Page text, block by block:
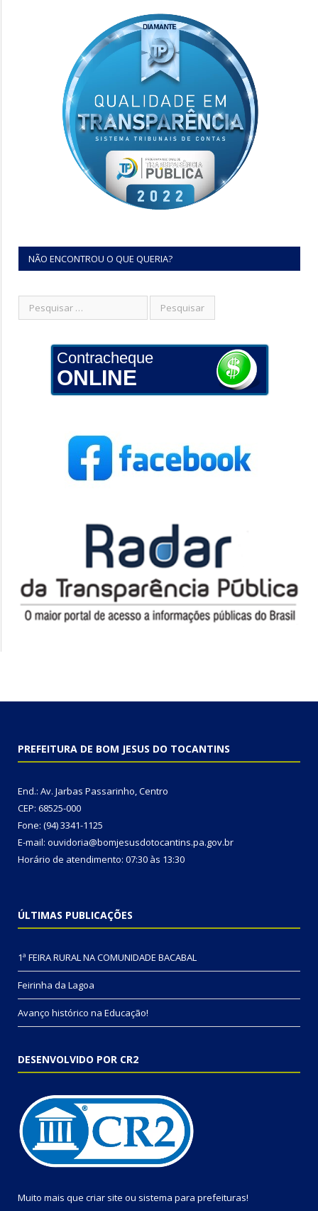
NÃO ENCONTROU O QUE QUERIA?
Contracheque
ONLINE
PREFEITURA DE BOM JESUS DO TOCANTINS
End.: Av. Jarbas Passarinho, Centro
CEP: 68525-000
Fone: (94) 3341-1125
E-mail: ouvidoria@bomjesusdotocantins.pa.gov.br
Horário de atendimento: 07:30 às 13:30
ÚLTIMAS PUBLICAÇÕES
1ª FEIRA RURAL NA COMUNIDADE BACABAL
Feirinha da Lagoa
Avanço histórico na Educação!
DESENVOLVIDO POR CR2
Muito mais que criar site ou sistema para prefeituras!